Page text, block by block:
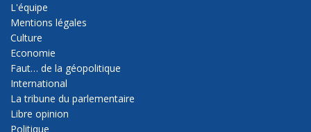
L'équipe
Mentions légales
Culture
Economie
Faut… de la géopolitique
International
La tribune du parlementaire
Libre opinion
Politique